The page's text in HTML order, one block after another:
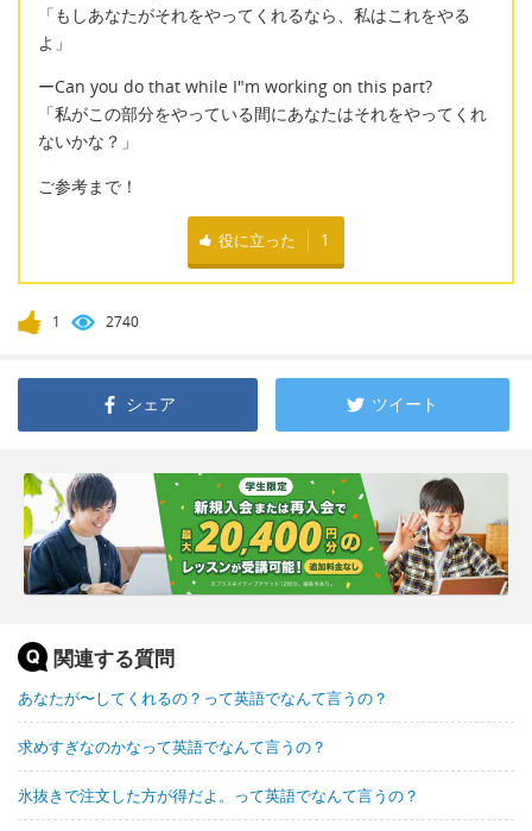
「もしあなたがそれをやってくれるなら、私はこれをやる
よ」
ーCan you do that while I"m working on this part?
「私がこの部分をやっている間にあなたはそれをやってくれ
ないかな？」
ご参考まで！
役に立った 1
1 2740
シェア ツイート
関連する質問
あなたが〜してくれるの？って英語でなんて言うの？
求めすぎなのかなって英語でなんて言うの？
氷抜きで注文した方が得だよ。って英語でなんて言うの？